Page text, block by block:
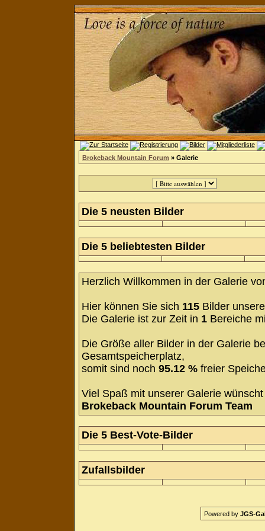
Brokeback Mountain Forum » Galerie
Die 5 neusten Bilder
Die 5 beliebtesten Bilder
Herzlich Willkommen in der Galerie
Hier können Sie sich 115 Bilder
Die Galerie ist zur Zeit in 1 Bereiche
Die Größe aller Bilder in der Galerie
Gesamtspeicherplatz,
somit sind noch 95.12 % freier
Viel Spaß mit unserer Galerie
Brokeback Mountain Forum Team
Die 5 Best-Vote-Bilder
Zufallsbilder
Powered by JGS-